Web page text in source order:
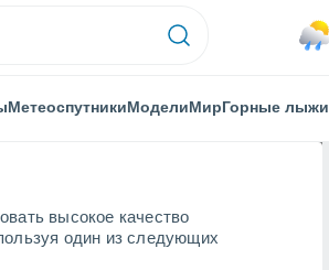
высокое качество
один из следующих
МетеоспутникиМоделиМирГорные лыжи